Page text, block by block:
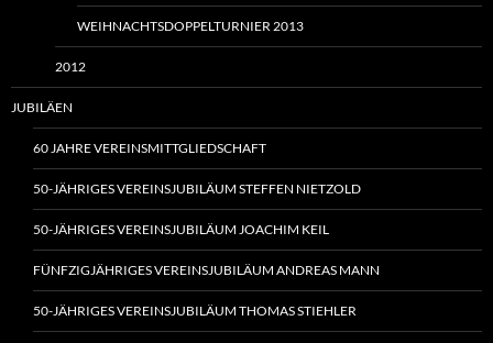
WEIHNACHTSDOPPELTURNIER 2013
2012
JUBILÄEN
60 JAHRE VEREINSMITTGLIEDSCHAFT
50-JÄHRIGES VEREINSJUBILÄUM STEFFEN NIETZOLD
50-JÄHRIGES VEREINSJUBILÄUM JOACHIM KEIL
FÜNFZIGJÄHRIGES VEREINSJUBILÄUM ANDREAS MANN
50-JÄHRIGES VEREINSJUBILÄUM THOMAS STIEHLER